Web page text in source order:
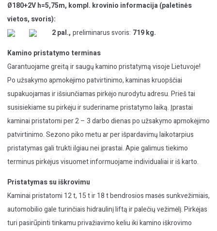
Ø180+2V h=5,75m, kompl. krovinio informacija (paletinės
vietos, svoris):
2 pal., preliminarus svoris: 719 kg.
Kamino pristatymo terminas
Garantuojame greitą ir saugų kamino pristatymą visoje Lietuvoje!
Po užsakymo apmokėjimo patvirtinimo, kaminas kruopščiai
supakuojamas ir išsiunčiamas pirkėjo nurodytu adresu. Prieš tai
susisiekiame su pirkėju ir suderiname pristatymo laiką. Įprastai
kaminai pristatomi per 2 – 3 darbo dienas po užsakymo apmokėjimo
patvirtinimo. Sezono piko metu ar per išpardavimų laikotarpius
pristatymas gali trukti ilgiau nei įprastai. Apie galimus tiekimo
terminus pirkėjus visuomet informuojame individualiai ir iš karto.
Pristatymas su iškrovimu
Kaminai pristatomi 12 t, 15 t ir 18 t bendrosios masės sunkvežimiais,
automobilio gale turinčiais hidraulinį liftą ir palečių vežimėlį. Pirkėjas
turi pasirūpinti tinkamu privažiavimo keliu iki kamino iškrovimo